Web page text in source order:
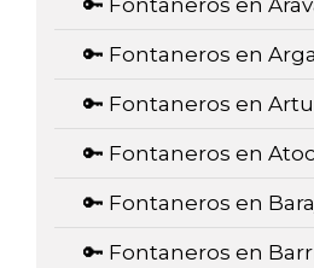
🔑 Fontaneros en
🔑 Fontaneros en
🔑 Fontaneros en
🔑 Fontaneros en
🔑 Fontaneros en
🔑 Fontaneros en